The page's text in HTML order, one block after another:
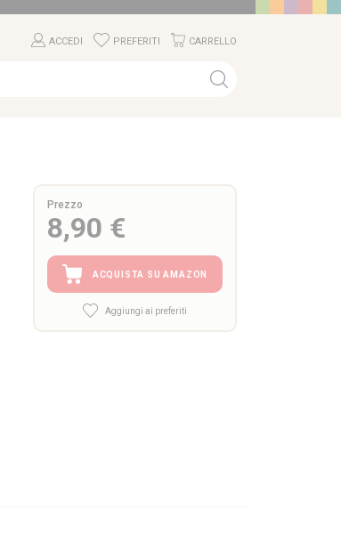
ACCEDI PREFERITI CARRELLO
Prezzo
8,90 €
ACQUISTA SU AMAZON
Aggiungi ai preferiti